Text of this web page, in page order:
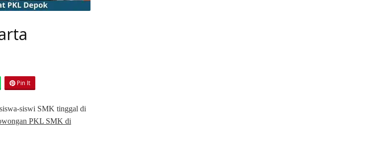
Pin It
siswi SMK tinggal di
PKL SMK di